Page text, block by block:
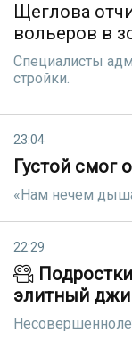
Щеглова
вольеров в
Специалисты
стройки.
23:04
Густой смог
«Нам нечем
22:29
элитный